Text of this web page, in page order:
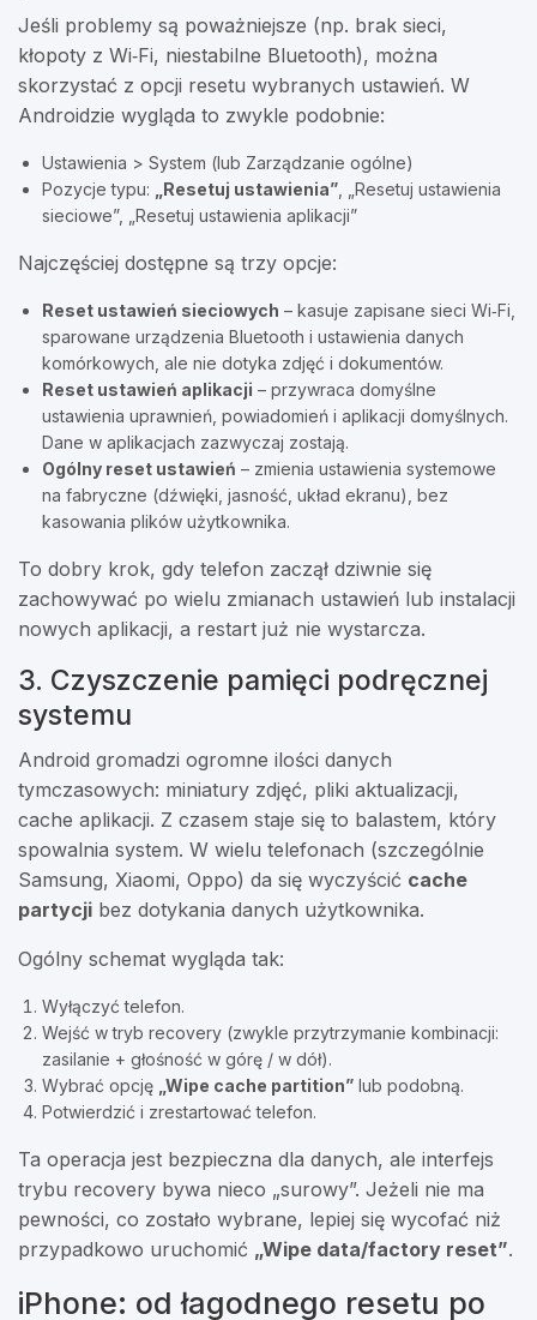
Jeśli problemy są poważniejsze (np. brak sieci,
kłopoty z Wi‑Fi, niestabilne Bluetooth), można
skorzystać z opcji resetu wybranych ustawień. W
Androidzie wygląda to zwykle podobnie:
Ustawienia > System (lub Zarządzanie ogólne)
Pozycje typu:
„Resetuj ustawienia” , „Resetuj ustawienia
sieciowe”, „Resetuj ustawienia aplikacji”
Najczęściej dostępne są trzy opcje:
Reset ustawień sieciowych – kasuje zapisane sieci Wi‑Fi,
sparowane urządzenia Bluetooth i ustawienia danych
komórkowych, ale nie dotyka zdjęć i dokumentów.
Reset ustawień aplikacji – przywraca domyślne
ustawienia uprawnień, powiadomień i aplikacji domyślnych.
Dane w aplikacjach zazwyczaj zostają.
Ogólny reset ustawień – zmienia ustawienia systemowe
na fabryczne (dźwięki, jasność, układ ekranu), bez
kasowania plików użytkownika.
To dobry krok, gdy telefon zaczął dziwnie się
zachowywać po wielu zmianach ustawień lub instalacji
nowych aplikacji, a restart już nie wystarcza.
3. Czyszczenie pamięci podręcznej
systemu
Android gromadzi ogromne ilości danych
tymczasowych: miniatury zdjęć, pliki aktualizacji,
cache aplikacji. Z czasem staje się to balastem, który
spowalnia system. W wielu telefonach (szczególnie
Samsung, Xiaomi, Oppo) da się wyczyścić cache
partycji bez dotykania danych użytkownika.
Ogólny schemat wygląda tak:
Wyłączyć telefon.
Wejść w tryb recovery (zwykle przytrzymanie kombinacji:
zasilanie + głośność w górę / w dół).
Wybrać opcję „Wipe cache partition” lub podobną.
Potwierdzić i zrestartować telefon.
Ta operacja jest bezpieczna dla danych, ale interfejs
trybu recovery bywa nieco „surowy”. Jeżeli nie ma
pewności, co zostało wybrane, lepiej się wycofać niż
przypadkowo uruchomić „Wipe data/factory reset”.
iPhone: od łagodnego resetu po